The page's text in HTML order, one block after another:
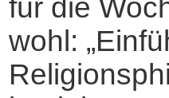
für die
wohl: